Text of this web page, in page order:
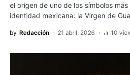
el origen de uno de los símbolos
identidad mexicana: la Virgen de
by Redacción 21 abril, 2026 10